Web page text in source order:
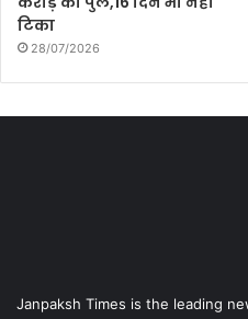
टिका
28/07/2026
Janpaksh Times is the leading